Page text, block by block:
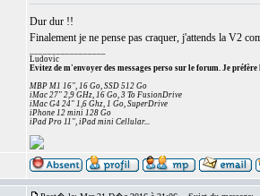
Dur dur !!
Finalement je ne pense pas craquer, j'attends la V2
Ludovic
Evitez de m'envoyer des messages perso sur le forum. Je préfère
MBP M1 16", 16 Go, SSD 512 Go
iMac 27" 2,9 GHz, 16 Go, 3 To FusionDrive
iMac G4 24" 1,6 Ghz, 1 Go, SuperDrive
iPhone 12 mini 128 Go
iPad Pro 11", iPad mini Cellular...